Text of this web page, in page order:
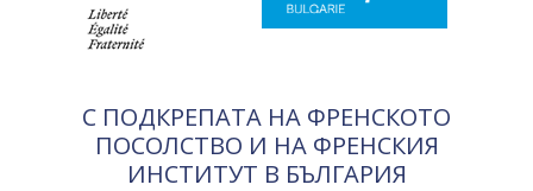
С ПОДКРЕПАТА НА ФРЕНСКОТО
ПОСОЛСТВО И НА ФРЕНСКИЯ
ИНСТИТУТ В БЪЛГАРИЯ